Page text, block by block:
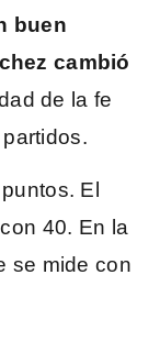
buen
cambió
de la fe
El
40. En la
se mide con